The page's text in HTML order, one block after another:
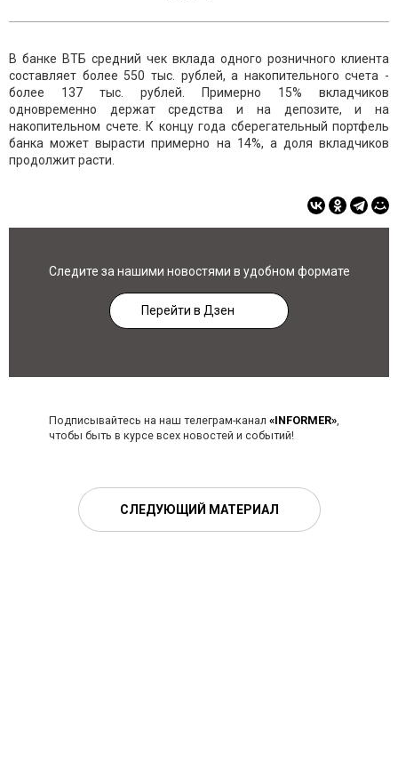
В банке ВТБ средний чек вклада одного розничного клиента
составляет более 550 тыс. рублей, а накопительного счета -
более 137 тыс. рублей. Примерно 15% вкладчиков
одновременно держат средства и на депозите, и на
накопительном счете. К концу года сберегательный портфель
банка может вырасти примерно на 14%, а доля вкладчиков
продолжит расти.
Следите за нашими новостями в удобном формате
Перейти в Дзен
Подписывайтесь на наш телеграм-канал «INFORMER»,
чтобы быть в курсе всех новостей и событий!
СЛЕДУЮЩИЙ МАТЕРИАЛ